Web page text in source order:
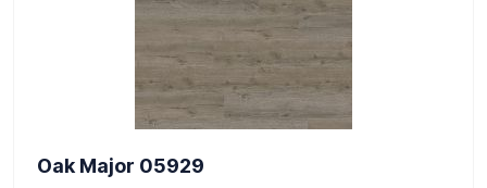
Oak Major 05929